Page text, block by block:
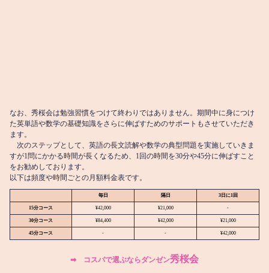
なお、秀桜会は勉強習慣をつけて終わりではありません。期間中に身につけ
た英単語や数学の基礎知識をさらに伸ばすためのサポートもさせていただき
ます。
次のステップとして、英語の長文読解や数学の典型問題を実施していきま
すが1問にかかる時間が長くなるため、1回の時間を30分や45分に伸ばすこと
をお勧めしております。
以下は頻度や時間ごとの月額料金表です。
毎日 隔日 3日に1回
15分コース ¥42,000 ¥21,000 -
30分コース ¥84,400 ¥42,000 ¥21,000
45分コース - - ¥42,000
➡︎ コスパで選ぶならダンゼン秀桜会